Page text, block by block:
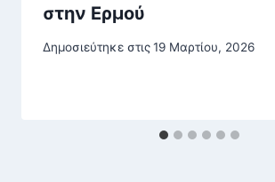
στην Ερμού
Δημοσιεύτηκε στις19 Μαρτίου, 2026